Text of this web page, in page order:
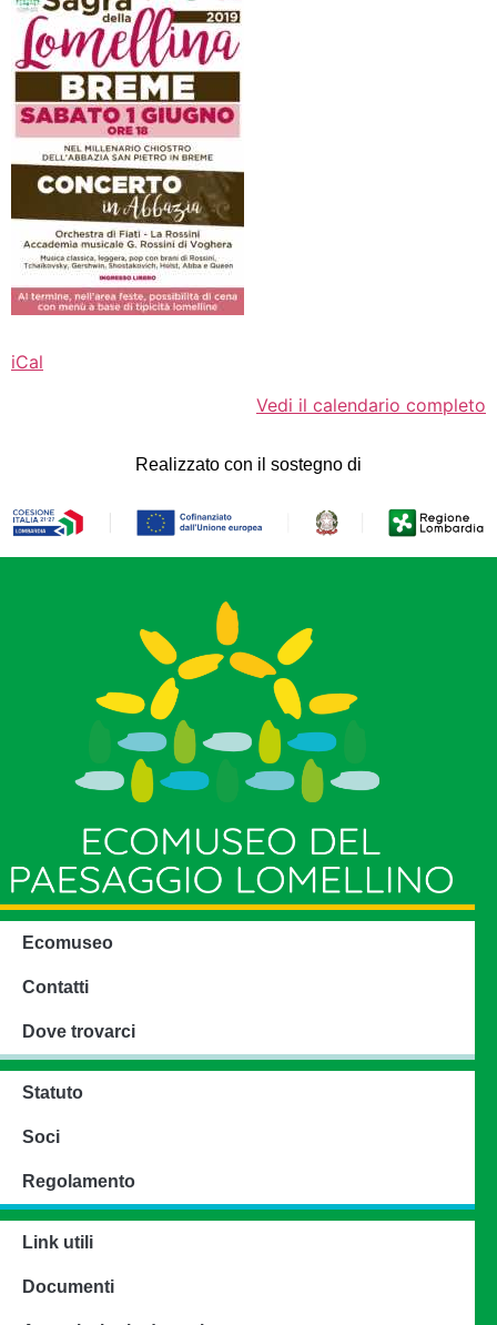
iCal
Vedi il calendario completo
Realizzato con il sostegno di
Ecomuseo
Contatti
Dove trovarci
Statuto
Soci
Regolamento
Link utili
Documenti